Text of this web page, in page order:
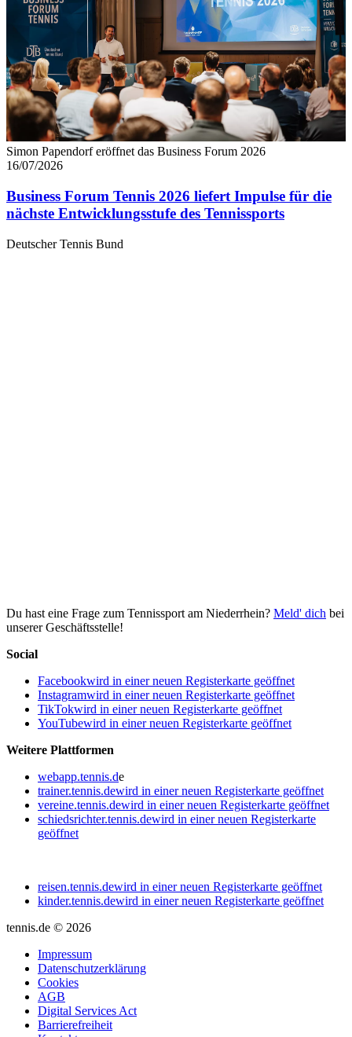
Simon Papendorf eröffnet das Business Forum 2026
16/07/2026
Business Forum Tennis 2026 liefert Impulse für die
nächste Entwicklungsstufe des Tennissports
Deutscher Tennis Bund
Du hast eine Frage zum Tennissport am Niederrhein? Meld' dich bei
unserer Geschäftsstelle!
Social
Facebookwird in einer neuen Registerkarte geöffnet
Instagramwird in einer neuen Registerkarte geöffnet
TikTokwird in einer neuen Registerkarte geöffnet
YouTubewird in einer neuen Registerkarte geöffnet
Weitere Plattformen
webapp.tennis.de
trainer.tennis.dewird in einer neuen Registerkarte geöffnet
vereine.tennis.dewird in einer neuen Registerkarte geöffnet
schiedsrichter.tennis.dewird in einer neuen Registerkarte
geöffnet
reisen.tennis.dewird in einer neuen Registerkarte geöffnet
kinder.tennis.dewird in einer neuen Registerkarte geöffnet
tennis.de © 2026
Impressum
Datenschutzerklärung
Cookies
AGB
Digital Services Act
Barrierefreiheit